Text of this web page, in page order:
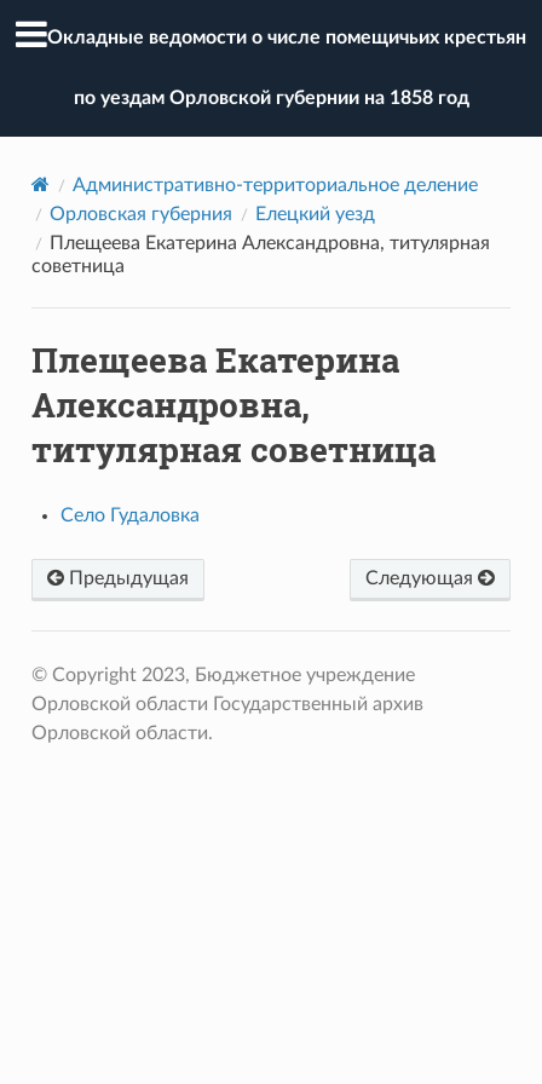
Окладные ведомости о числе помещичьих крестьян
по уездам Орловской губернии на 1858 год
Административно-территориальное деление
Орловская губерния
Елецкий уезд
Плещеева Екатерина Александровна, титулярная
советница
Плещеева Екатерина
Александровна,
титулярная советница
Село Гудаловка
Предыдущая Следующая
© Copyright 2023, Бюджетное учреждение
Орловской области Государственный архив
Орловской области.